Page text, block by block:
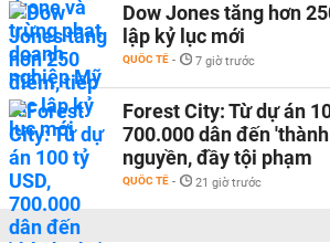
Dow Jones tăng hơn
lập kỷ lục mới
QUỐC TẾ - 7 giờ trước
Forest City: Từ dự án
700.000 dân đến
nguyền, đầy tội phạm
QUỐC TẾ - 21 giờ trước